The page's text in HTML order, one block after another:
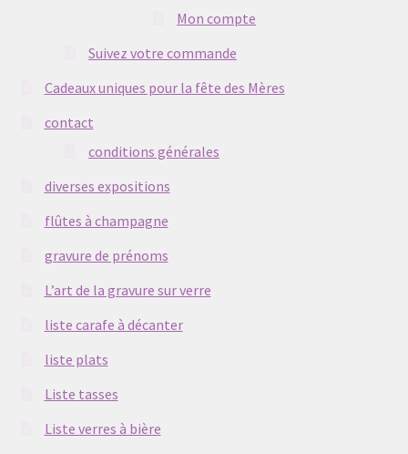
Mon compte
Suivez votre commande
Cadeaux uniques pour la fête des Mères
contact
conditions générales
diverses expositions
flûtes à champagne
gravure de prénoms
L’art de la gravure sur verre
liste carafe à décanter
liste plats
Liste tasses
Liste verres à bière